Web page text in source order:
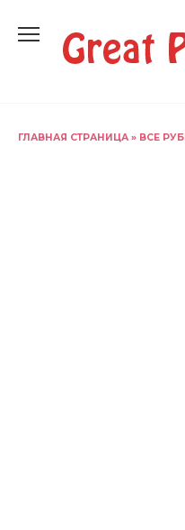
содержанию
ГЛАВНАЯ СТРАНИЦА » ВСЕ